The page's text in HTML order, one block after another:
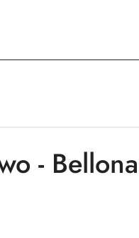
- Bellona